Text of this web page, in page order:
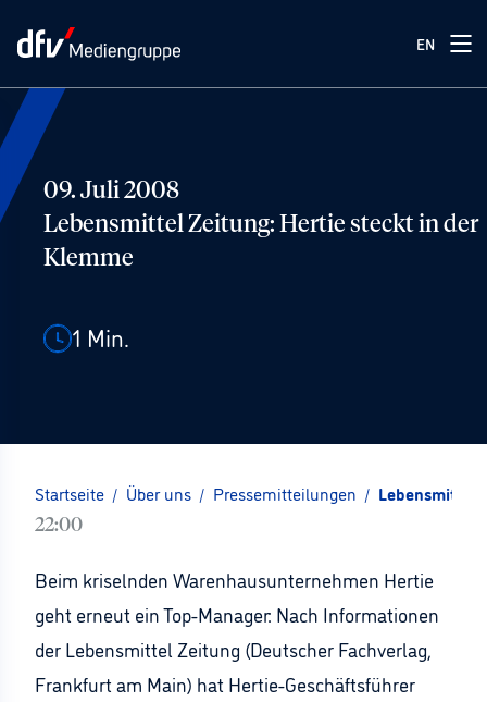
EN
09. Juli 2008
Lebensmittel Zeitung: Hertie steckt in der
Klemme
1 Min.
Startseite / Über uns / Pressemitteilungen / Lebensmittel
22:00
Beim kriselnden Warenhausunternehmen Hertie
geht erneut ein Top-Manager: Nach Informationen
der Lebensmittel Zeitung (Deutscher Fachverlag,
Frankfurt am Main) hat Hertie-Geschäftsführer